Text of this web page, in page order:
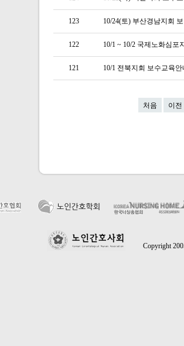
123 10/24(토) 부산경남지회
122 10/1 ~ 10/2 국제노화심포
121 10/1 전북지회 보수교육
처음 이전
Copyright